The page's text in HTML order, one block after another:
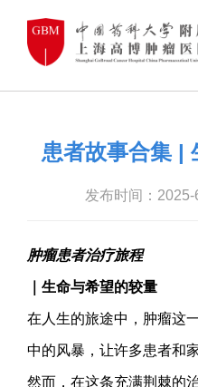
患者故事合集 |
发布时间：2025-
肿瘤患者治疗旅程
｜生命与希望的较量
在人生的旅途中，肿瘤这
中的风暴，让许多患者和
然而，在这条充满荆棘的